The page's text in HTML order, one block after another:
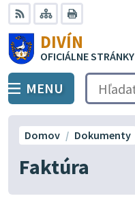
Preskočiť
na
obsah
RSS Mapa
DIVÍN
OFICIÁLNE STRÁNKY
PREPNÚŤ
MENU Hľadať:
Faktúra
Domov Dokumenty